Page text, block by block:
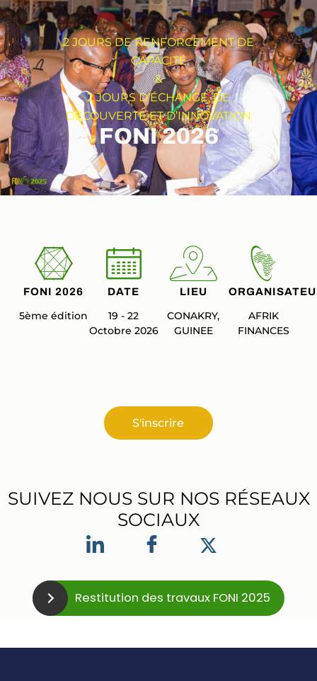
2 JOURS DE RENFORCEMENT DE
CAPACITÉ
&
2 JOURS D’ÉCHANGE, DE
DÉCOUVERTE ET D’INNOVATION
FONI 2026
FONI 2026
5ème édition
DATE
19 - 22
Octobre 2026
LIEU
CONAKRY,
GUINEE
AFRIK
FINANCES
S'inscrire
SUIVEZ NOUS SUR NOS RÉSEAUX
SOCIAUX
Restitution des travaux FONI 2025